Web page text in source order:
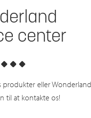
center
eller
til at kontakte os!